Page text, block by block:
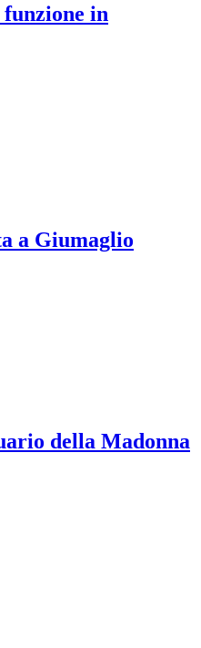
in
a Giumaglio
della Madonna